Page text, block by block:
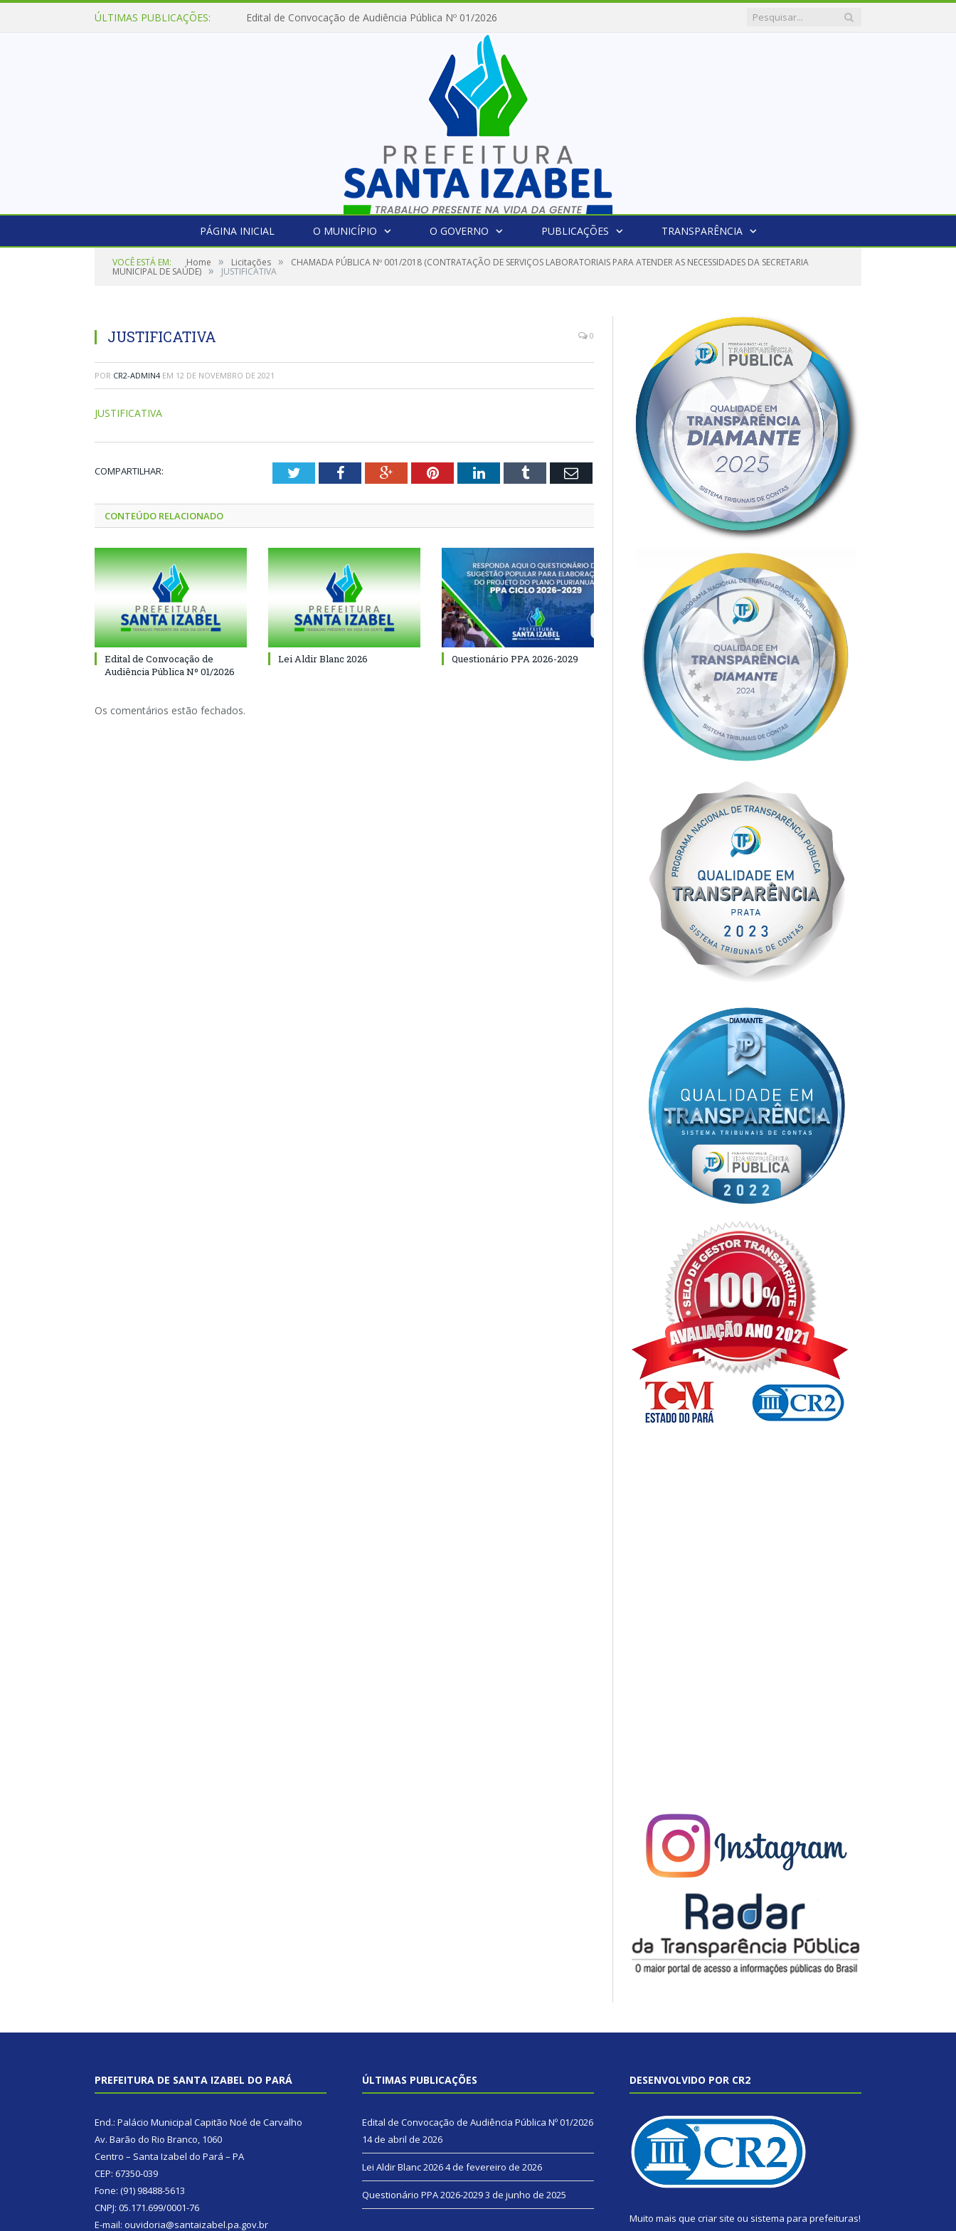
ÚLTIMAS PUBLICAÇÕES: Edital de Convocação de Audiência Pública Nº 01/2026
PÁGINA INICIAL O MUNICÍPIO O GOVERNO PUBLICAÇÕES TRANSPARÊNCIA
VOCÊ ESTÁ EM: Home » Licitações » CHAMADA PÚBLICA Nº 001/2018 (CONTRATAÇÃO DE SERVIÇOS LABORATORIAIS PARA ATENDER AS NECESSIDADES DA SECRETARIA
MUNICIPAL DE SAÚDE) » JUSTIFICATIVA
JUSTIFICATIVA 0
POR CR2-ADMIN4 EM 12 DE NOVEMBRO DE 2021
JUSTIFICATIVA
COMPARTILHAR: TwitterFacebookGoogle+PinterestLinkedInTumblr Email
CONTEÚDO RELACIONADO
Edital de Convocação de
Audiência Pública Nº 01/2026
Lei Aldir Blanc 2026 Questionário PPA 2026-2029
Os comentários estão fechados.
PREFEITURA DE SANTA IZABEL DO PARÁ
End.: Palácio Municipal Capitão Noé de Carvalho
Av. Barão do Rio Branco, 1060
Centro – Santa Izabel do Pará – PA
CEP: 67350-039
Fone: (91) 98488-5613
CNPJ: 05.171.699/0001-76
E-mail: ouvidoria@santaizabel.pa.gov.br
ÚLTIMAS PUBLICAÇÕES
Edital de Convocação de Audiência Pública Nº 01/2026
14 de abril de 2026
Lei Aldir Blanc 20264 de fevereiro de 2026
Questionário PPA 2026-20293 de junho de 2025
DESENVOLVIDO POR CR2
Muito mais que criar site ou sistema para prefeituras!